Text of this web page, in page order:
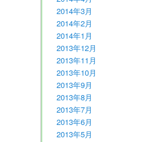
2014年3月
2014年2月
2014年1月
2013年12月
2013年11月
2013年10月
2013年9月
2013年8月
2013年7月
2013年6月
2013年5月